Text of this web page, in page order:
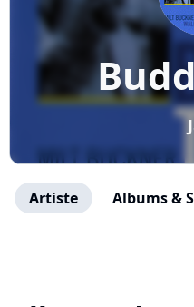
Artiste Albums &